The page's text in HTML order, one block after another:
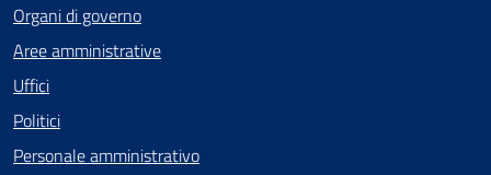
Organi di governo
Aree amministrative
Uffici
Politici
Personale amministrativo